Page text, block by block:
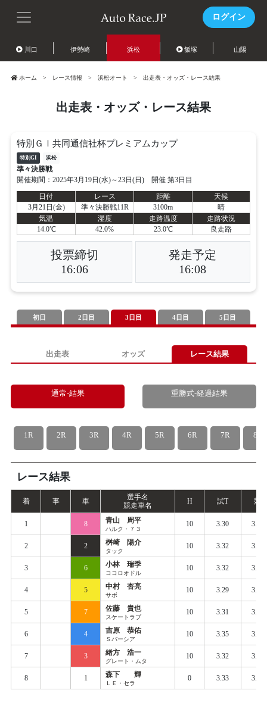
ログイン
川口 伊勢崎 浜松 飯塚 山陽
ホーム レース情報 浜松オート 出走表・オッズ・レース結果
出走表・オッズ・レース結果
特別ＧⅠ共同通信社杯プレミアムカップ
特別GI 浜松
準々決勝戦
開催期間：2025年3月19日(水)～23日(日) 開催 第3日目
日付
レース 距離
天候
3月21日(金)
準々決勝戦11R 3100m
晴
気温
湿度 走路温度
走路状況
14.0℃
42.0% 23.0℃ 良走路
投票締切
16:06
発走予定
16:08
初日 2日目 3日目 4日目 5日目
出走表 オッズ レース結果
通常-結果 重勝式-経過結果
1R 2R 3R 4R 5R 6R 7R 8R
レース結果
着 事 車
選手名
競走車名
H 試T 競
1 8 青山 周平
ハルク・７３
10 3.30 3.392
2 2 桝崎 陽介
タック
10 3.32 3.395
3 6 小林 瑞季
ココロオドル
10 3.32 3.402
4 5 中村 杏亮
サボ
10 3.29 3.408
5 7 佐藤 貴也
スケートラブ
10 3.31 3.408
6 4 吉原 恭佑
Ｓバーシア
10 3.35 3.424
7 3 緒方 浩一
グレート・ムタ
10 3.32 3.428
8 1 森下 輝
ＬＥ・セラ
0 3.33 3.448